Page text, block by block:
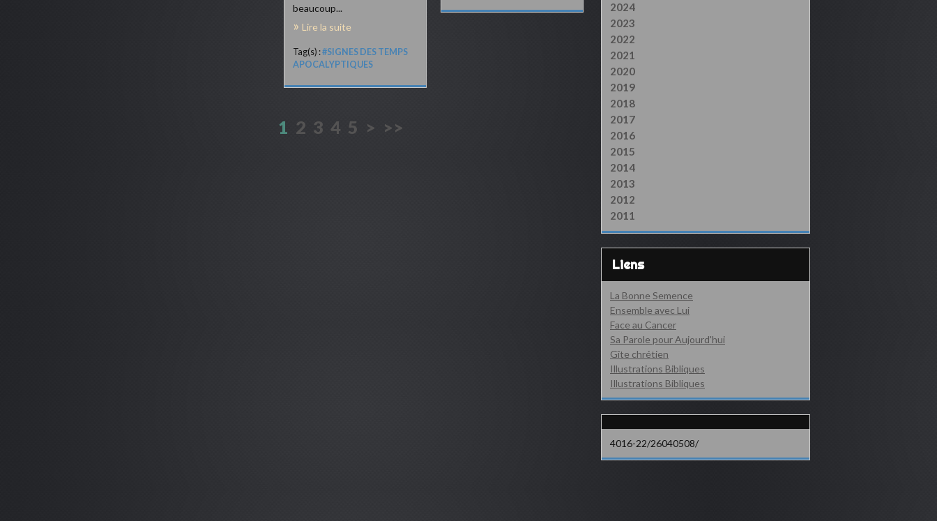
beaucoup...
Lire la suite
Tag(s) :#SIGNES DES TEMPS
APOCALYPTIQUES
1 2 3 4 5 > >>
2024
2023
2022
2021
2020
2019
2018
2017
2016
2015
2014
2013
2012
2011
Liens
La Bonne Semence
Ensemble avec Lui
Face au Cancer
Sa Parole pour Aujourd'hui
Gîte chrétien
Illustrations Bibliques
Illustrations Bibliques
4016-22/26040508/